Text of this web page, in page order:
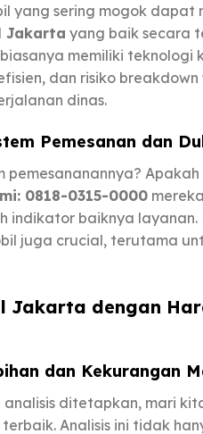
yang sering mogok
Jakarta yang baik secara
memiliki teknologi
dan risiko
dinas.
Pemesanan dan
pemesananannya?
0818-0315-0000
indikator baiknya
juga crucial, terutama
Jakarta dengan
dan Kekurangan
ditetapkan, mari
Analisis ini tidak